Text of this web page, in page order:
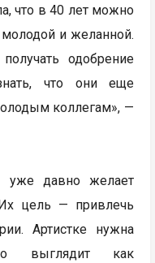
что в 40 лет можно
и желанной.
одобрение
что они еще
коллегам», —
уже давно желает
цель — привлечь
Артистке нужна
выглядит как